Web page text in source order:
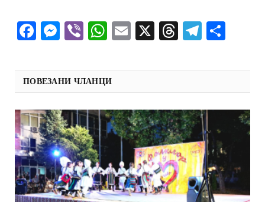
Facebook
Messenger
ViberWhatsApp
Email
X Threads
ПОВЕЗАНИ ЧЛАНЦИ